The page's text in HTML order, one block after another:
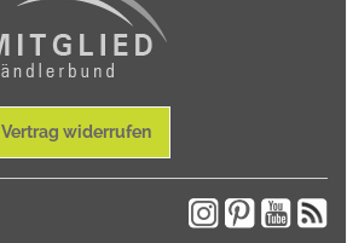
Vertrag widerrufen